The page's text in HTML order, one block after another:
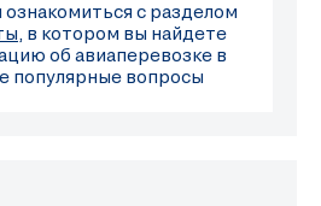
с разделом
, в котором вы найдете
об авиаперевозке в
популярные вопросы